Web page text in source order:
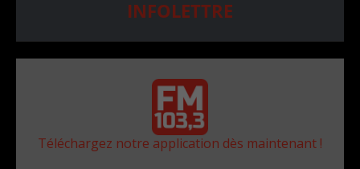
INFOLETTRE
Téléchargez notre application dès maintenant !